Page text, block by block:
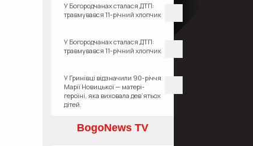
У Богородчанах сталася ДТП:
травмувався 11-річний хлопчик
У Богородчанах сталася ДТП:
травмувався 11-річний хлопчик
У Гринівці відзначили 90-річчя
Марії Новицької — матері-
героїні, яка виховала дев’ятьох
дітей.
BogoNews TV